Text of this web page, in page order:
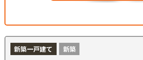
新築一戸建て 新築